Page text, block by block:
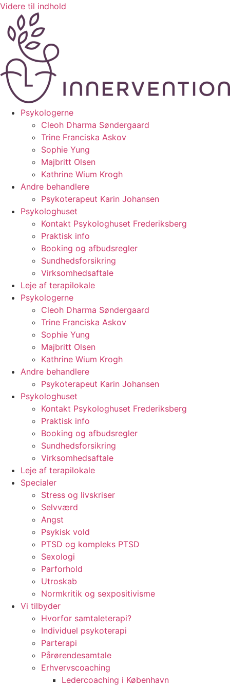
Videre til indhold
Psykologerne
Cleoh Dharma Søndergaard
Trine Franciska Askov
Sophie Yung
Majbritt Olsen
Kathrine Wium Krogh
Andre behandlere
Psykoterapeut Karin Johansen
Psykologhuset
Kontakt Psykologhuset Frederiksberg
Praktisk info
Booking og afbudsregler
Sundhedsforsikring
Virksomhedsaftale
Leje af terapilokale
Psykologerne
Cleoh Dharma Søndergaard
Trine Franciska Askov
Sophie Yung
Majbritt Olsen
Kathrine Wium Krogh
Andre behandlere
Psykoterapeut Karin Johansen
Psykologhuset
Kontakt Psykologhuset Frederiksberg
Praktisk info
Booking og afbudsregler
Sundhedsforsikring
Virksomhedsaftale
Leje af terapilokale
Specialer
Stress og livskriser
Selvværd
Angst
Psykisk vold
PTSD og kompleks PTSD
Sexologi
Parforhold
Utroskab
Normkritik og sexpositivisme
Vi tilbyder
Hvorfor samtaleterapi?
Individuel psykoterapi
Parterapi
Pårørendesamtale
Erhvervscoaching
Ledercoaching i København